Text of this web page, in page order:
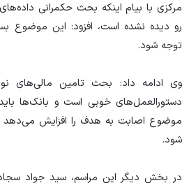
مرکزی با بیام اینکه بحث حکمرانی
رو دیده نشده است، افزود: این موضوع
توجه شود.
وی ادامه داد: بحث تامین مالی‌های
دستورالعمل‌های خوبی است و بانک‌ها
موضوع اصابت به هدف را افزایش می‌دهد
شود.
در بخش دیگر این مراسم، سید جواد